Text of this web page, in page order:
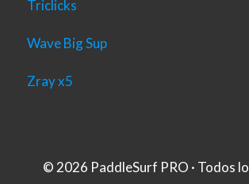
Triclicks
Wave Big Sup
Zray x5
© 2026 PaddleSurf PRO · Todos